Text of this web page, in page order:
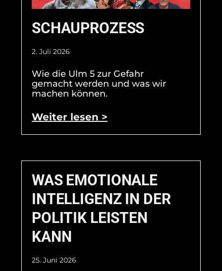
SCHAUPROZESS
2. Juli 2026
Wie die Ulm 5 zur Gefahr
gemacht werden und was wir
machen können.
Weiter lesen >
WAS EMOTIONALE
INTELLIGENZ IN DER
POLITIK LEISTEN
KANN
25. Juni 2026